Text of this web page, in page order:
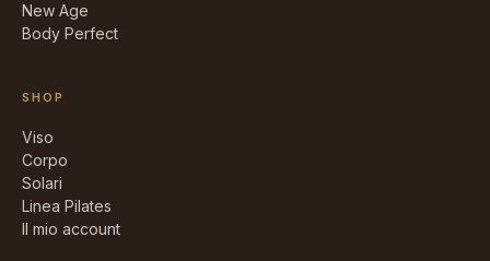
New Age
Body Perfect
SHOP
Viso
Corpo
Solari
Linea Pilates
Il mio account